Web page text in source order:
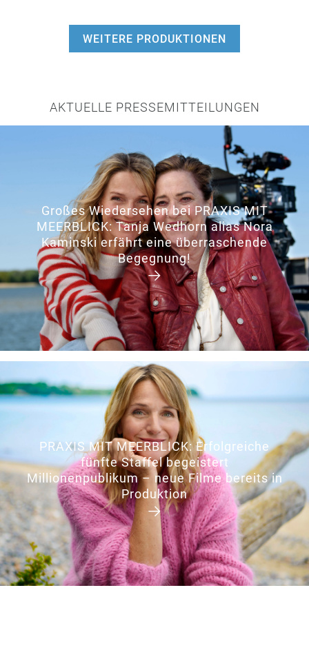
WEITERE PRODUKTIONEN
AKTUELLE PRESSEMITTEILUNGEN
Großes Wiedersehen bei PRAXIS MIT
MEERBLICK: Tanja Wedhorn alias Nora
Kaminski erfährt eine überraschende
Begegnung!
→
PRAXIS MIT MEERBLICK: Erfolgreiche
fünfte Staffel begeistert
Millionenpublikum – neue Filme bereits in
Produktion
→